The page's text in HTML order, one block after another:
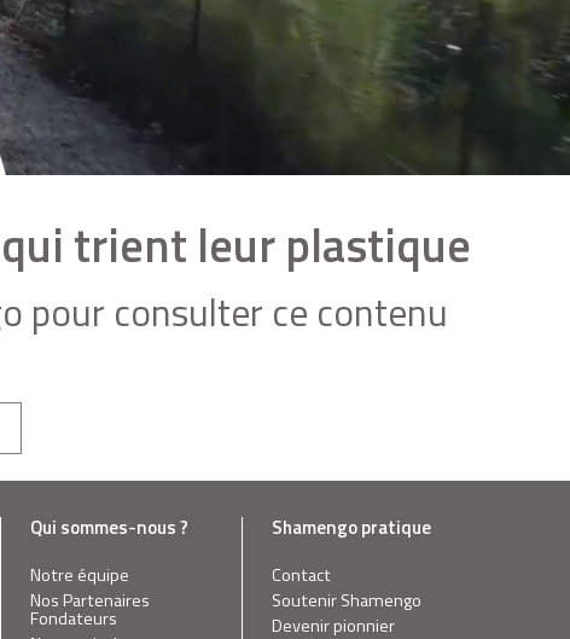
qui trient leur plastique
pour consulter ce contenu
Qui sommes-nous ?
Notre équipe
Nos Partenaires
Fondateurs
Shamengo pratique
Contact
Soutenir Shamengo
Devenir pionnier